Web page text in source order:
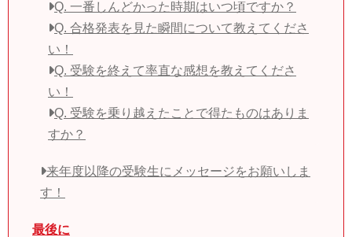
Q. 一番しんどかった時期はいつ頃ですか？
Q. 合格発表を見た瞬間について教えてくださ
い！
Q. 受験を終えて率直な感想を教えてくださ
い！
Q. 受験を乗り越えたことで得たものはありま
すか？
来年度以降の受験生にメッセージをお願いしま
す！
最後に